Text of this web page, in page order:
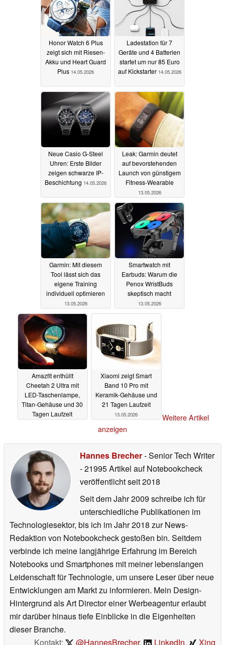
Honor Watch 6 Plus
zeigt sich mit Riesen-
Akku und Heart Guard
Plus 14.05.2026
Ladestation für 7
Geräte und 4 Batterien
startet um nur 85 Euro
auf Kickstarter 14.05.2026
Neue Casio G-Steel
Uhren: Erste Bilder
zeigen schwarze IP-
Beschichtung 14.05.2026
Leak: Garmin deutet
auf bevorstehenden
Launch von günstigem
Fitness-Wearable
13.05.2026
Garmin: Mit diesem
Tool lässt sich das
eigene Training
individuell optimieren
13.05.2026
Smartwatch mit
Earbuds: Warum die
Penox WristBuds
skeptisch macht
13.05.2026
Amazfit enthüllt
Cheetah 2 Ultra mit
LED-Taschenlampe,
Titan-Gehäuse und 30
Tagen Laufzeit
Xiaomi zeigt Smart
Band 10 Pro mit
Keramik-Gehäuse und
21 Tagen Laufzeit
13.05.2026
Weitere Artikel
anzeigen
Hannes Brecher- Senior Tech Writer
- 21995 Artikel auf Notebookcheck
veröffentlichtseit 2018
Seit dem Jahr 2009 schreibe ich für
unterschiedliche Publikationen im
Technologiesektor, bis ich im Jahr 2018 zur News-
Redaktion von Notebookcheck gestoßen bin. Seitdem
verbinde ich meine langjährige Erfahrung im Bereich
Notebooks und Smartphones mit meiner lebenslangen
Leidenschaft für Technologie, um unsere Leser über neue
Entwicklungen am Markt zu informieren. Mein Design-
Hintergrund als Art Director einer Werbeagentur erlaubt
mir darüber hinaus tiefe Einblicke in die Eigenheiten
dieser Branche.
Kontakt:
@HannesBrecher, LinkedIn, Xing